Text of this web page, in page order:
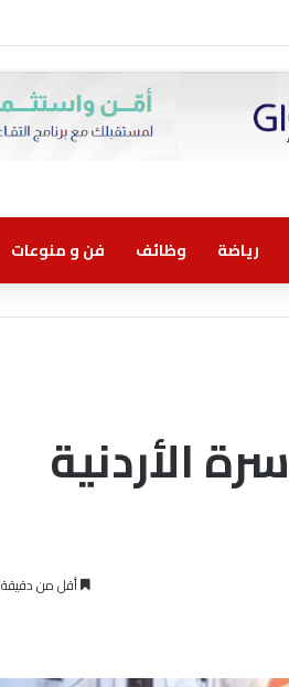
رياضة وظائف فن و منوعات
الأردنية
أقل من دقيقة